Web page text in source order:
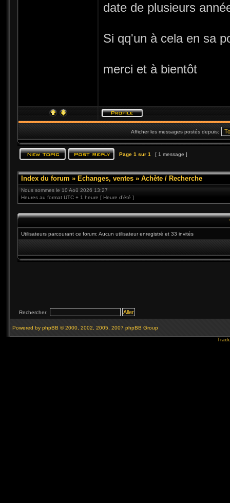
date de plusieurs
Si qq'un à cela en sa
merci et à bientôt
Afficher les messages postés depuis:
Page 1 sur 1 [ 1 message ]
Index du forum » Echanges, ventes » Achète / Recherche
Nous sommes le 10 Aoû 2026 13:27
Heures au format UTC + 1 heure [ Heure d’été ]
Utilisateurs parcourant ce forum: Aucun utilisateur enregistré et 33 invités
Rechercher:
Powered by phpBB © 2000, 2002, 2005, 2007 phpBB Group